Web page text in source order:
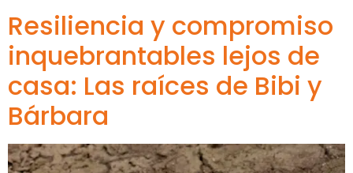
Resiliencia y compromiso
inquebrantables lejos de
casa: Las raíces de Bibi y
Bárbara